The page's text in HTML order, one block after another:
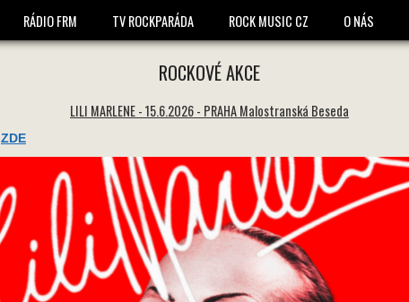
RÁDIO FRM TV ROCKPARÁDA ROCK MUSIC CZ O NÁS
ROCKOVÉ AKCE
LILI MARLENE - 15.6.2026 - PRAHA Malostranská Beseda
ZDE